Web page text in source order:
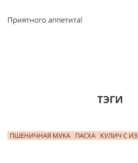
Приятного аппетита!
ТЭГИ
ПШЕНИЧНАЯ МУКА ПАСХА КУЛИЧ С